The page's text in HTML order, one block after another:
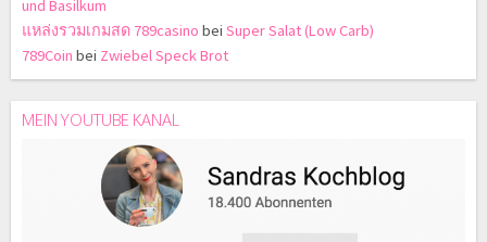
und Basilkum
แหล่งรวมเกมสด 789casino bei Super Salat (Low Carb)
789Coin bei Zwiebel Speck Brot
MEIN YOUTUBE KANAL